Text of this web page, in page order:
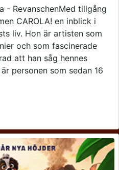
- RevanschenMed tillgång
CAROLA! en inblick i
liv. Hon är artisten som
och som fascinerade
att han såg hennes
personen som sedan 16